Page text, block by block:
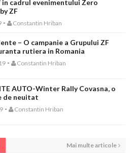
in cadrul evenimentului Zero
ZF
- Constantin Hriban
– O campanie a Grupului ZF
rutiera in Romania
- Constantin Hriban
AUTO-Winter Rally Covasna, o
de neuitat
- Constantin Hriban
Mai multe articole